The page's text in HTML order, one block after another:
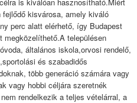
kisvárosa, amely kiváló
perc alatt elérhető, így Budapest
megközelíthető.A településen
általános iskola,orvosi rendelő,
és szabadidős
több generáció számára vagy
vagy hobbi céljára szeretnék
rendelkezik a teljes vételárral, a